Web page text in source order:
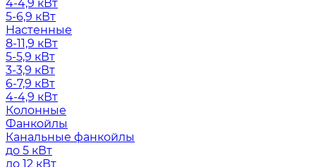
4-4,9 кВт
5-6,9 кВт
Настенные
8-11,9 кВт
5-5,9 кВт
3-3,9 кВт
6-7,9 кВт
4-4,9 кВт
Колонные
Фанкойлы
Канальные фанкойлы
до 5 кВт
до 12 кВт